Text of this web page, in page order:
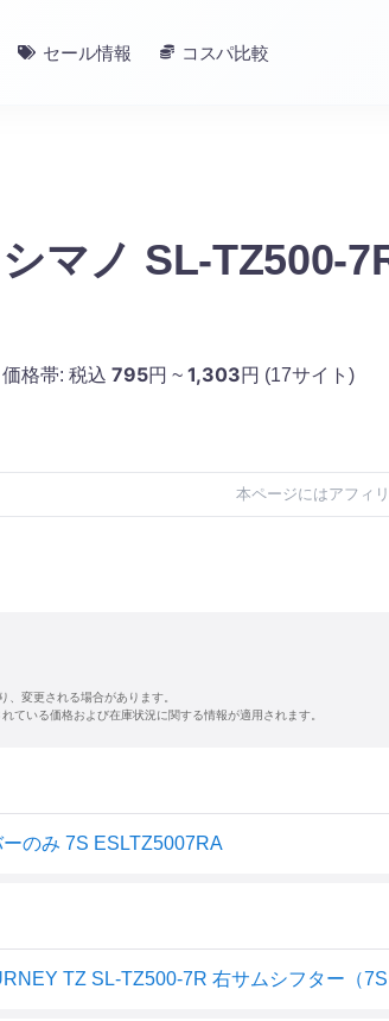
セール情報 コスパ比較
シマノ SL-TZ500-
価格帯: 税込 795円 ~ 1,303円 (17サイト)
本ページにはアフィ
変更される場合があります。
ている価格および在庫状況に関する情報が適用されます。
のみ 7S ESLTZ5007RA
TZ SL-TZ500-7R 右サムシフター（7S